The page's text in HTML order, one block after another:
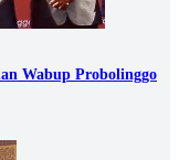
Wabup Probolinggo